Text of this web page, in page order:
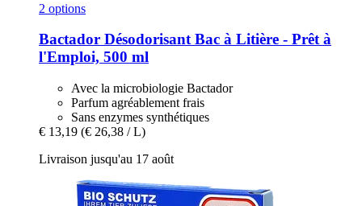
2 options
Bactador Désodorisant Bac à Litière -​ Prêt à
l'Emploi, 500 ml
Avec la microbiologie Bactador
Parfum agréablement frais
Sans enzymes synthétiques
€ 13,19 (€ 26,38 / L)
Livraison jusqu'au 17 août